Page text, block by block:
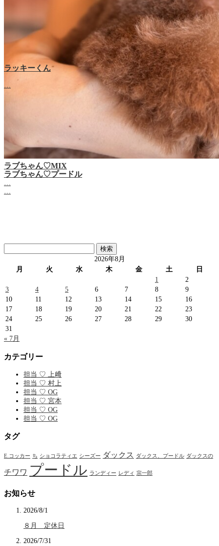
ラブちゃん♡プードル
ラッキーくん
ラブちゃん♡MIX
索:
2026年8月
月
火 水 木 金 土
日
1
2
3
4 5 6 7 8
9
10
11 12 13 14 15
16
17
18 19 20 21 22
23
24
25 26 27 28 29
30
31
« 7月
カテゴリー
担当 ♡ 上﨑
担当 ♡ 村上
担当 ♡ OG
担当 ♡ 宮本
担当 ♡ OG
担当 ♡ OG
タグ
E.コッカー ち ショコラティエ シーズー ダックス ダックス、プードル ダックスの
チワワ プードル ランディー レディ 宗一郎
お知らせ
2026/8/1
８月 定休日
2026/7/31